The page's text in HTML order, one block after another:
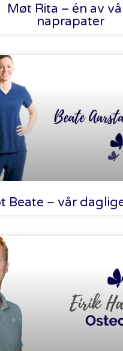
Møt Rita – én av
naprapater
Beate – vår